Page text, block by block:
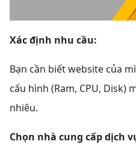
Xác định nhu cầu:
Bạn cần biết website của
cấu hình (Ram, CPU, Disk)
nhiêu.
Chọn nhà cung cấp dịch